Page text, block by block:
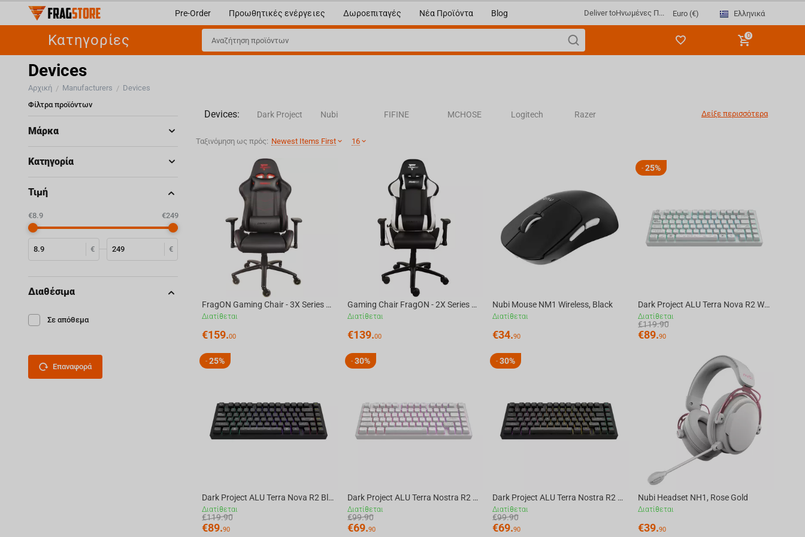
Pre-Order Προωθητικές ενέργειες Δωροεπιταγές Νέα Προϊόντα Blog Deliver toΗνωμένες Π... Euro (€) Ελληνικά
Κατηγορίες 0
Devices
Αρχική / Manufacturers / Devices
Devices: Dark Project Nubi FIFINE MCHOSE Logitech Razer
SteelSeries Hyper X
VGN
Δείξε περισσότερα
Ταξινόμηση ως πρός: Newest Items First 16
FragON Gaming Chair - 3X Series Rev. 2.0, Black
Διατίθεται
€159.00
Gaming Chair FragON - 2X Series Rev. 2.0, Black/White
Διατίθεται
€139.00
Nubi Mouse NM1 Wireless, Black
Διατίθεται
€34.90
- 25%
Dark Project ALU Terra Nova R2 White - Wireless Gaming Keyboard (ANSI)
Διατίθεται
€119.90
€89.90
- 25%
Dark Project ALU Terra Nova R2 Black - Wireless Gaming Keyboard (ANSI)
Διατίθεται
€119.90
€89.90
- 30%
Dark Project ALU Terra Nostra R2 White - Wired Gaming Keyboard (ANSI)
Διατίθεται
€99.90
€69.90
- 30%
Dark Project ALU Terra Nostra R2 Black - Wired Gaming Keyboard (ANSI)
Διατίθεται
€99.90
€69.90
Nubi Headset NH1, Rose Gold
Διατίθεται
€39.90
Φίλτρα προϊόντων
Μάρκα
Κατηγορία
Τιμή
€ €
‎€8.9 ‎€249
Διαθέσιμα
Σε απόθεμα
Επαναφορά